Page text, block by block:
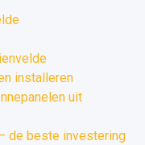
installeren
uit
de beste investering